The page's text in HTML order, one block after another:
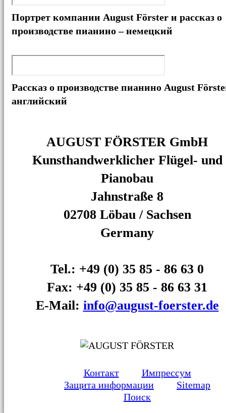
Портрет компании August Förster и рассказ о
производстве пианино – немецкий
Рассказ о производстве пианино August
английский
AUGUST FÖRSTER GmbH
Kunsthandwerklicher Flügel- und
Pianobau
Jahnstraße 8
02708 Löbau /­ Sachsen
Germany
Tel.: +49 (0) 35 85 - 86 63 0
Fax: +49 (0) 35 85 - 86 63 31
E-Mail: info@august-foerster.de
Контакт
Импрессум
Защита информации
Sitemap
Поиск